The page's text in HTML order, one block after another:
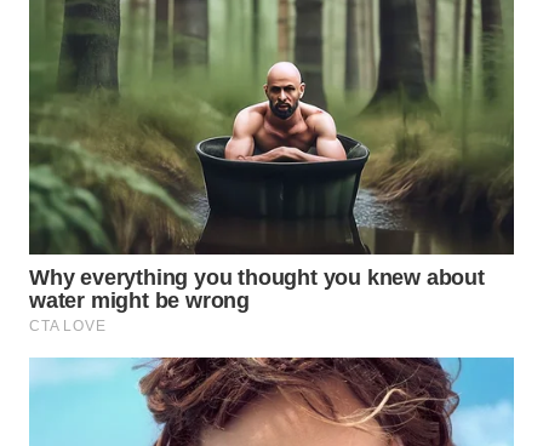
WN
BOGOR
WN
DEPOK
WN
TAPANULI
UTARA
WN
SAMOSIR